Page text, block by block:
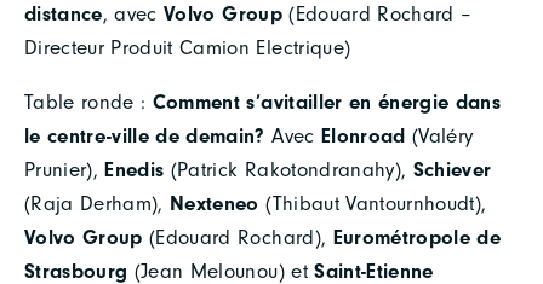
distance, avecVolvo Group(Edouard Rochard –
Directeur Produit Camion Electrique)
Table ronde : Comment s’avitailler en énergie dans
le centre-ville de demain? Avec Elonroad (Valéry
Prunier),Enedis (Patrick Rakotondranahy), Schiever
(Raja Derham), Nexteneo (Thibaut Vantournhoudt),
Volvo Group(Edouard Rochard), Eurométropole de
Strasbourg (Jean Melounou) etSaint-Etienne